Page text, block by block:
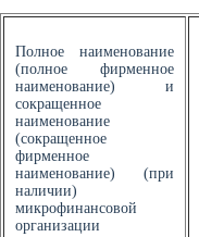
Полное наименование
(полное фирменное
наименование) и
сокращенное
наименование
(сокращенное
фирменное
наименование) (при
наличии)
микрофинансовой
организации